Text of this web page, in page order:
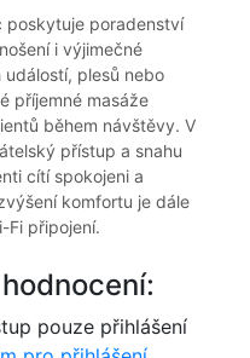
poskytuje poradenství
i výjimečné
plesů nebo
příjemné masáže
během návštěvy. V
přístup a snahu
cítí spokojeni a
komfortu je dále
Fi připojení.
pouze přihlášení